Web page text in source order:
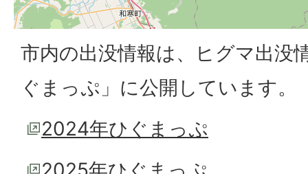
市内の出没情報は、ヒグマ出没
ぐまっぷ」に公開しています。
2024年ひぐまっぷ